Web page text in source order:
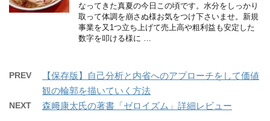
なってきた真夏の今日この頃です。水分をしっかり
取って体調を崩さぬ様お気をつけ下さいませ。新規
事業を又1つ立ち上げて売上高や粗利益も安定した
数字を叩ける様に …
PREV
【保存版】自己分析と内省へのアプローチをして価値
観の輪郭を描いていく方法
NEXT 森﨑康太氏の著書「ゼロイズム」詳細レビュー